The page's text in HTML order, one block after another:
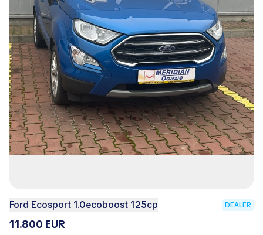
Ford Ecosport 1.0ecoboost 125cp DEALER
11.800 EUR